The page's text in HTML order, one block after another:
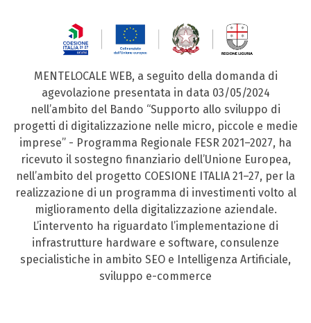
MENTELOCALE WEB, a seguito della domanda di
agevolazione presentata in data 03/05/2024
nell’ambito del Bando “Supporto allo sviluppo di
progetti di digitalizzazione nelle micro, piccole e medie
imprese” - Programma Regionale FESR 2021–2027, ha
ricevuto il sostegno finanziario dell’Unione Europea,
nell’ambito del progetto COESIONE ITALIA 21–27, per la
realizzazione di un programma di investimenti volto al
miglioramento della digitalizzazione aziendale.
L’intervento ha riguardato l’implementazione di
infrastrutture hardware e software, consulenze
specialistiche in ambito SEO e Intelligenza Artificiale,
sviluppo e-commerce